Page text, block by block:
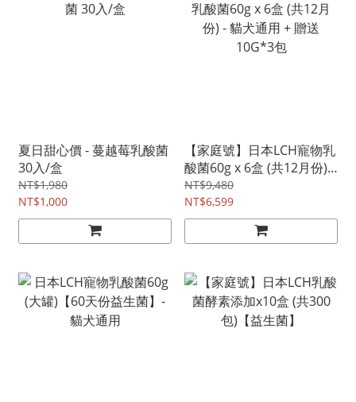
夏日甜心價 - 蔓越莓乳酸菌
30入/盒
NT$1,980
NT$1,000
【家庭號】日本LCH寵物乳
酸菌60g x 6盒 (共12月份) -
貓犬通用 + 贈送10G*3包
NT$9,480
NT$6,599